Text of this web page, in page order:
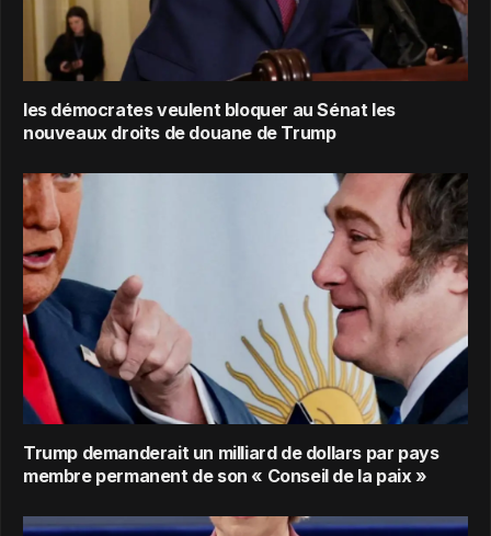
les démocrates veulent bloquer au Sénat les
nouveaux droits de douane de Trump
Trump demanderait un milliard de dollars par pays
membre permanent de son « Conseil de la paix »